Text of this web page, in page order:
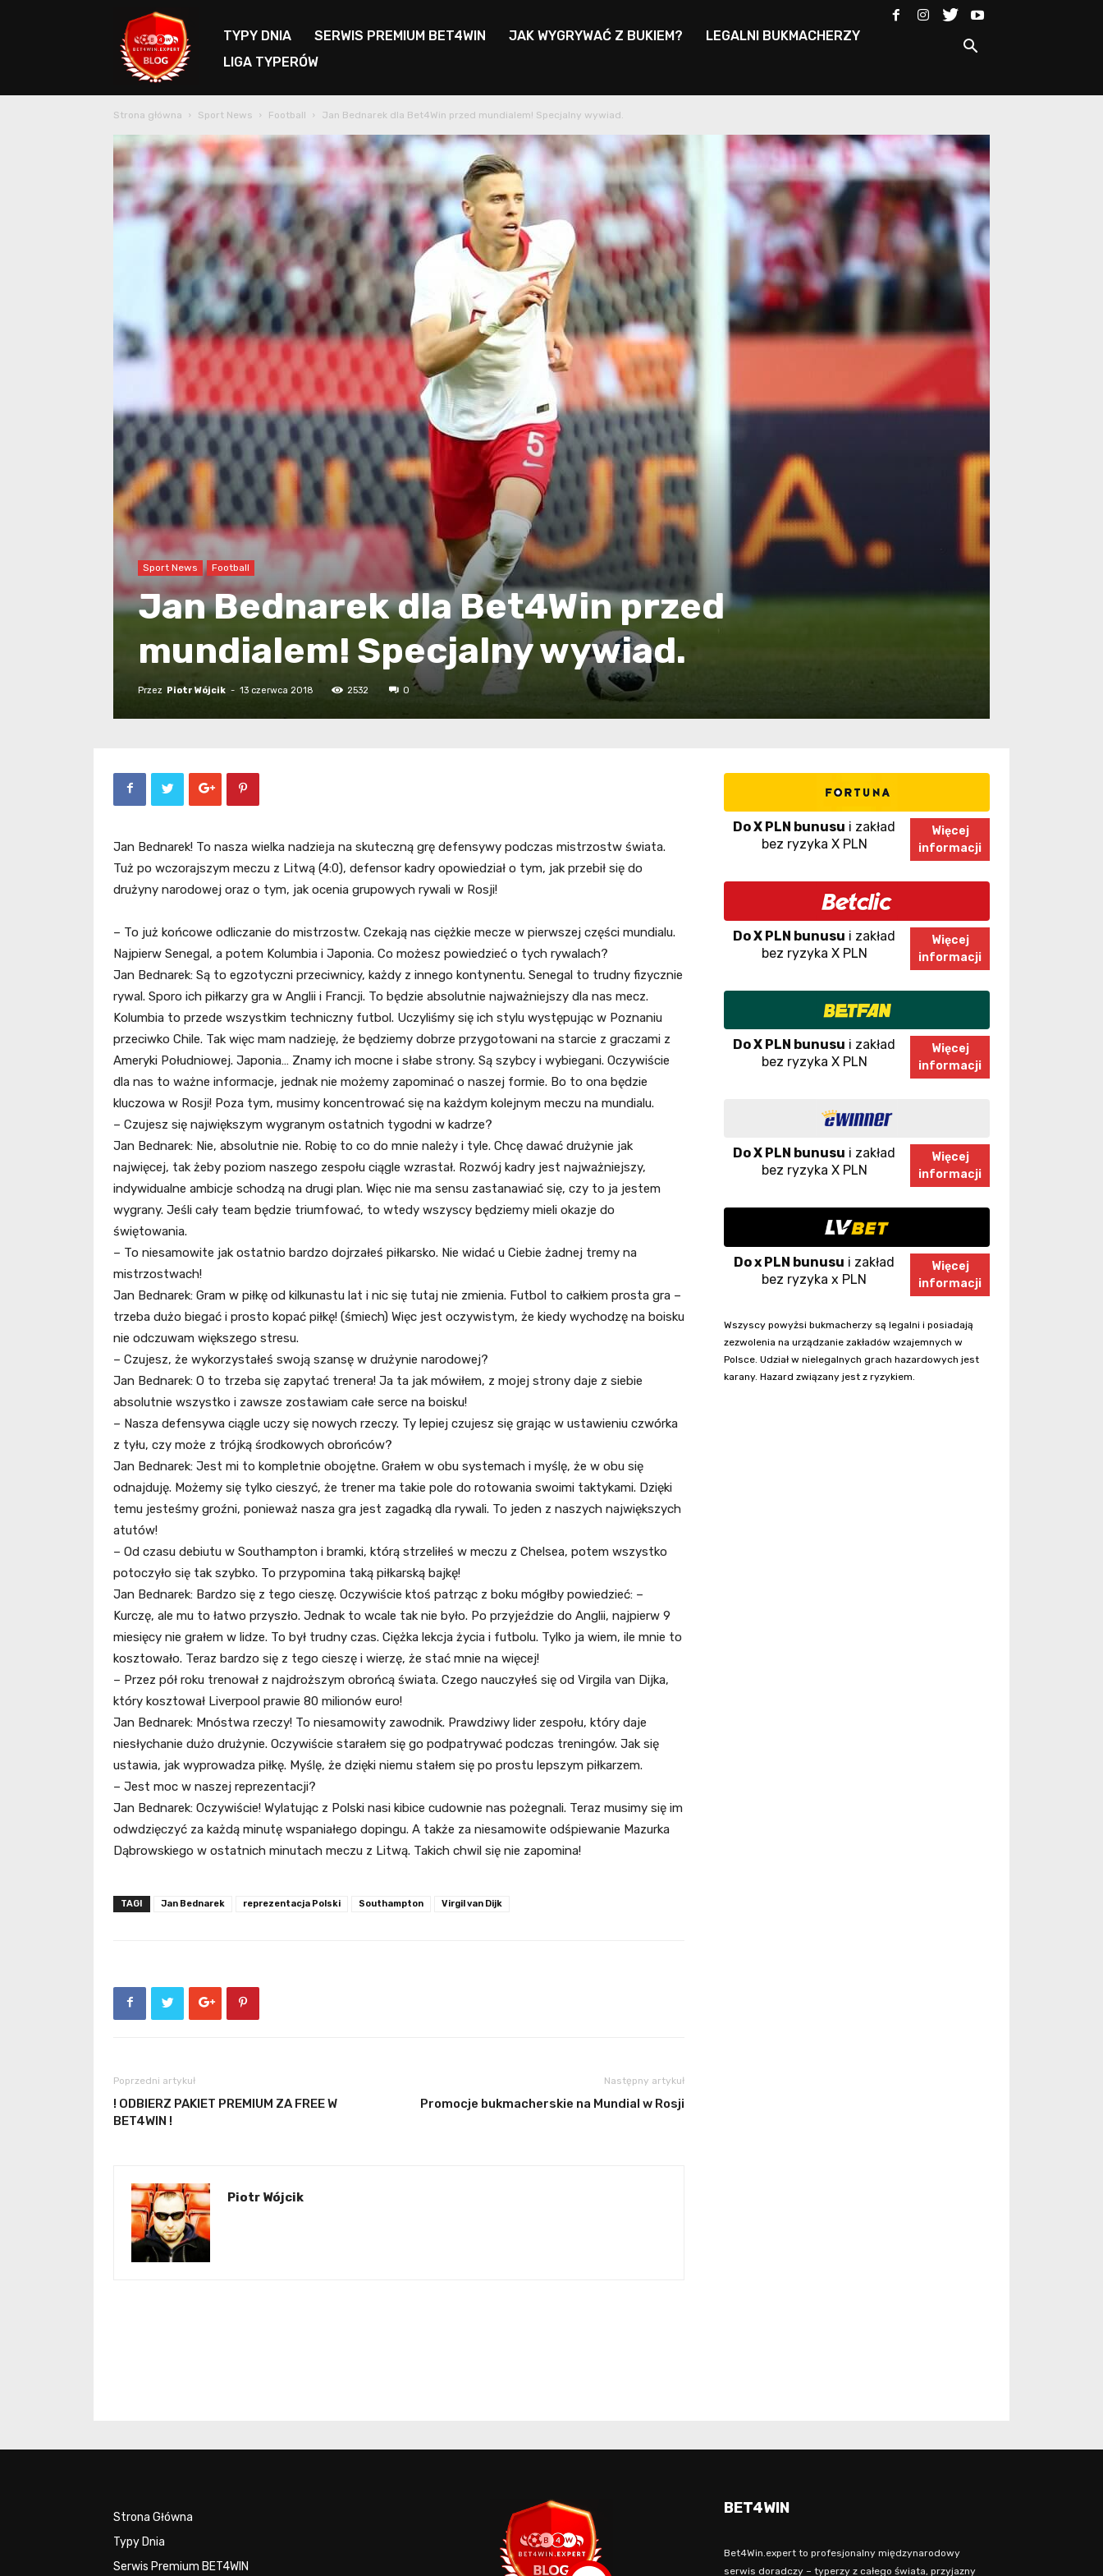
Blog
Bet4Win.expert
TYPY DNIA SERWIS PREMIUM BET4WIN JAK WYGRYWAĆ Z BUKIEM?
LEGALNI BUKMACHERZY
LIGA TYPERÓW
Strona główna Sport News Football Jan Bednarek dla Bet4Win przed mundialem! Specjalny wywiad.
Sport News Football
Jan Bednarek dla Bet4Win przed
mundialem! Specjalny wywiad.
Przez Piotr Wójcik - 13 czerwca 2018 2532 0
Jan Bednarek! To nasza wielka nadzieja na skuteczną grę defensywy podczas mistrzostw świata.
Tuż po wczorajszym meczu z Litwą (4:0), defensor kadry opowiedział o tym, jak przebił się do
drużyny narodowej oraz o tym, jak ocenia grupowych rywali w Rosji!
– To już końcowe odliczanie do mistrzostw. Czekają nas ciężkie mecze w pierwszej części mundialu.
Najpierw Senegal, a potem Kolumbia i Japonia. Co możesz powiedzieć o tych rywalach?
Jan Bednarek: Są to egzotyczni przeciwnicy, każdy z innego kontynentu. Senegal to trudny fizycznie
rywal. Sporo ich piłkarzy gra w Anglii i Francji. To będzie absolutnie najważniejszy dla nas mecz.
Kolumbia to przede wszystkim techniczny futbol. Uczyliśmy się ich stylu występując w Poznaniu
przeciwko Chile. Tak więc mam nadzieję, że będziemy dobrze przygotowani na starcie z graczami z
Ameryki Południowej. Japonia… Znamy ich mocne i słabe strony. Są szybcy i wybiegani. Oczywiście
dla nas to ważne informacje, jednak nie możemy zapominać o naszej formie. Bo to ona będzie
kluczowa w Rosji! Poza tym, musimy koncentrować się na każdym kolejnym meczu na mundialu.
– Czujesz się największym wygranym ostatnich tygodni w kadrze?
Jan Bednarek: Nie, absolutnie nie. Robię to co do mnie należy i tyle. Chcę dawać drużynie jak
najwięcej, tak żeby poziom naszego zespołu ciągle wzrastał. Rozwój kadry jest najważniejszy,
indywidualne ambicje schodzą na drugi plan. Więc nie ma sensu zastanawiać się, czy to ja jestem
wygrany. Jeśli cały team będzie triumfować, to wtedy wszyscy będziemy mieli okazje do
świętowania.
– To niesamowite jak ostatnio bardzo dojrzałeś piłkarsko. Nie widać u Ciebie żadnej tremy na
mistrzostwach!
Jan Bednarek: Gram w piłkę od kilkunastu lat i nic się tutaj nie zmienia. Futbol to całkiem prosta gra –
trzeba dużo biegać i prosto kopać piłkę! (śmiech) Więc jest oczywistym, że kiedy wychodzę na boisku
nie odczuwam większego stresu.
– Czujesz, że wykorzystałeś swoją szansę w drużynie narodowej?
Jan Bednarek: O to trzeba się zapytać trenera! Ja ta jak mówiłem, z mojej strony daje z siebie
absolutnie wszystko i zawsze zostawiam całe serce na boisku!
– Nasza defensywa ciągle uczy się nowych rzeczy. Ty lepiej czujesz się grając w ustawieniu czwórka
z tyłu, czy może z trójką środkowych obrońców?
Jan Bednarek: Jest mi to kompletnie obojętne. Grałem w obu systemach i myślę, że w obu się
odnajduję. Możemy się tylko cieszyć, że trener ma takie pole do rotowania swoimi taktykami. Dzięki
temu jesteśmy groźni, ponieważ nasza gra jest zagadką dla rywali. To jeden z naszych największych
atutów!
– Od czasu debiutu w Southampton i bramki, którą strzeliłeś w meczu z Chelsea, potem wszystko
potoczyło się tak szybko. To przypomina taką piłkarską bajkę!
Jan Bednarek: Bardzo się z tego cieszę. Oczywiście ktoś patrząc z boku mógłby powiedzieć: –
Kurczę, ale mu to łatwo przyszło. Jednak to wcale tak nie było. Po przyjeździe do Anglii, najpierw 9
miesięcy nie grałem w lidze. To był trudny czas. Ciężka lekcja życia i futbolu. Tylko ja wiem, ile mnie to
kosztowało. Teraz bardzo się z tego cieszę i wierzę, że stać mnie na więcej!
– Przez pół roku trenował z najdroższym obrońcą świata. Czego nauczyłeś się od Virgila van Dijka,
który kosztował Liverpool prawie 80 milionów euro!
Jan Bednarek: Mnóstwa rzeczy! To niesamowity zawodnik. Prawdziwy lider zespołu, który daje
niesłychanie dużo drużynie. Oczywiście starałem się go podpatrywać podczas treningów. Jak się
ustawia, jak wyprowadza piłkę. Myślę, że dzięki niemu stałem się po prostu lepszym piłkarzem.
– Jest moc w naszej reprezentacji?
Jan Bednarek: Oczywiście! Wylatując z Polski nasi kibice cudownie nas pożegnali. Teraz musimy się im
odwdzięczyć za każdą minutę wspaniałego dopingu. A także za niesamowite odśpiewanie Mazurka
Dąbrowskiego w ostatnich minutach meczu z Litwą. Takich chwil się nie zapomina!
TAGI Jan Bednarek reprezentacja Polski Southampton Virgil van Dijk
Poprzedni artykuł
! ODBIERZ PAKIET PREMIUM ZA FREE W
BET4WIN !
Następny artykuł
Promocje bukmacherskie na Mundial w Rosji
Piotr Wójcik
Do X PLN bunusu i zakład
bez ryzyka X PLN
Więcej
informacji
Do X PLN bunusu i zakład
bez ryzyka X PLN
Więcej
informacji
Do X PLN bunusu i zakład
bez ryzyka X PLN
Więcej
informacji
Do X PLN bunusu i zakład
bez ryzyka X PLN
Więcej
informacji
Do x PLN bunusu i zakład
bez ryzyka x PLN
Więcej
informacji
Wszyscy powyżsi bukmacherzy są legalni i posiadają
zezwolenia na urządzanie zakładów wzajemnych w
Polsce. Udział w nielegalnych grach hazardowych jest
karany. Hazard związany jest z ryzykiem.
Strona Główna
Typy Dnia
Serwis Premium BET4WIN
BET4WIN
Bet4Win.expert to profesjonalny międzynarodowy
serwis doradczy – typerzy z całego świata, przyjazny